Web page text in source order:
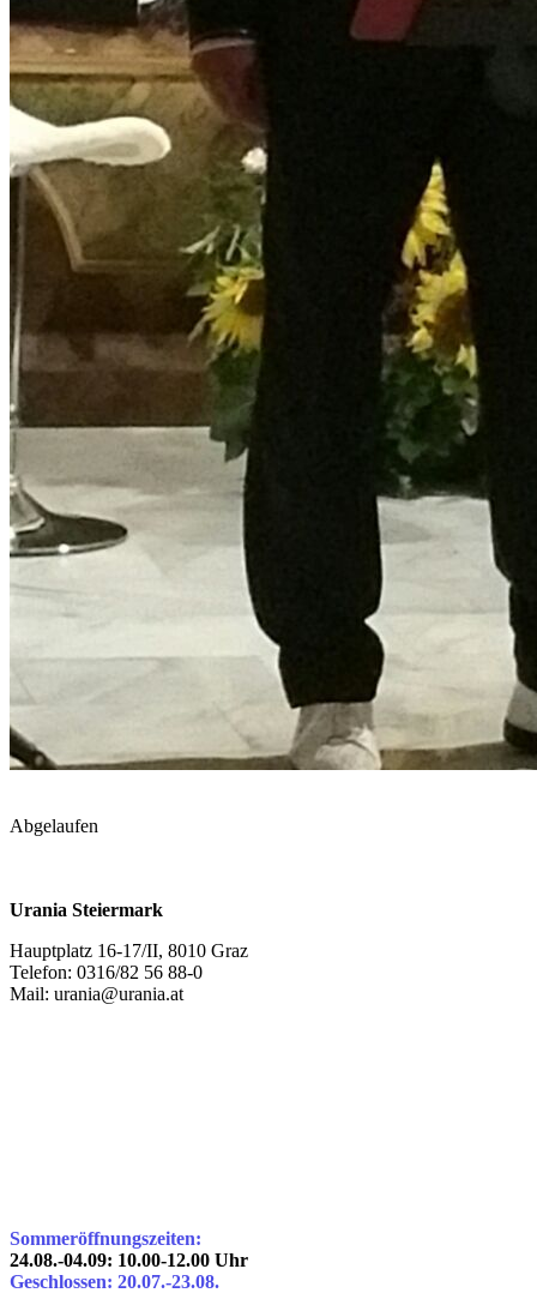
Abgelaufen
Urania Steiermark
Hauptplatz 16-17/II, 8010 Graz
Telefon: 0316/82 56 88-0
Mail: urania@urania.at
Sommeröffnungszeiten:
24.08.-04.09: 10.00-12.00 Uhr
Geschlossen: 20.07.-23.08.